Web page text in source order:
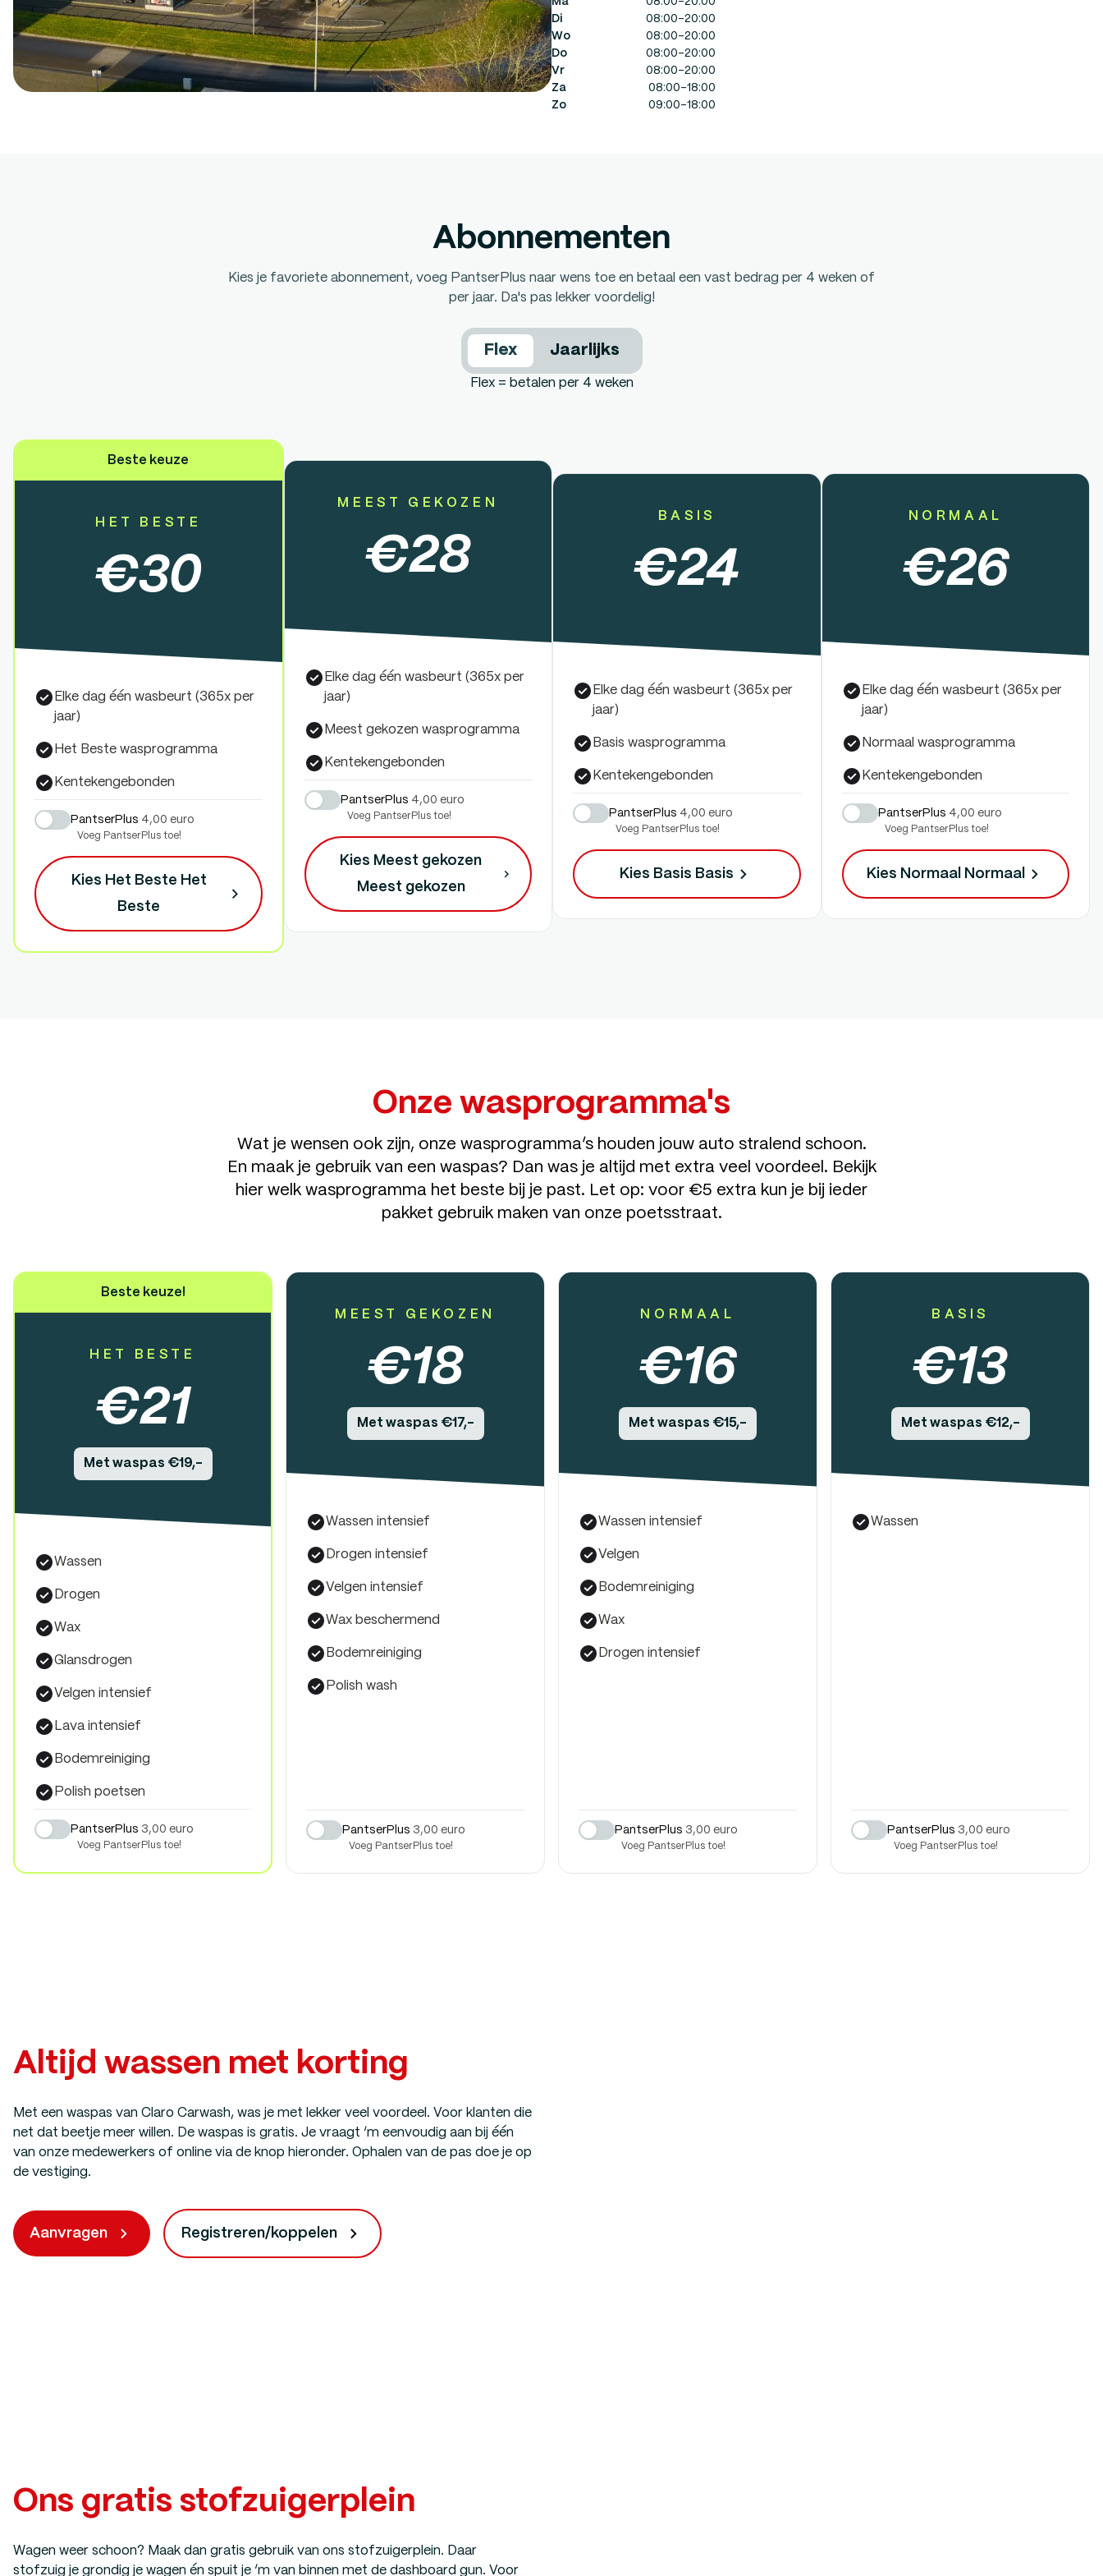
Di
08:00-20:00
Wo
08:00-20:00
Do
08:00-20:00
Vr
08:00-20:00
Za
08:00-18:00
Zo
09:00-18:00
Abonnementen
Kies je favoriete abonnement, voeg PantserPlus naar wens toe en betaal een vast bedrag per 4 weken of
per jaar. Da's pas lekker voordelig!
Flex Jaarlijks
Flex = betalen per 4 weken
Beste keuze
HET BESTE
€30
Elke dag één wasbeurt (365x per
jaar)
Het Beste wasprogramma
Kentekengebonden
PantserPlus 4,00 euro
Voeg PantserPlus toe!
Kies Het Beste Het
Beste
MEEST GEKOZEN
€28
Elke dag één wasbeurt (365x per
jaar)
Meest gekozen wasprogramma
Kentekengebonden
PantserPlus 4,00 euro
Voeg PantserPlus toe!
Kies Meest gekozen
Meest gekozen
BASIS
€24
Elke dag één wasbeurt (365x per
jaar)
Basis wasprogramma
Kentekengebonden
PantserPlus 4,00 euro
Voeg PantserPlus toe!
Kies Basis Basis
NORMAAL
€26
Elke dag één wasbeurt (365x per
jaar)
Normaal wasprogramma
Kentekengebonden
PantserPlus 4,00 euro
Voeg PantserPlus toe!
Kies Normaal Normaal
Onze wasprogramma's
Wat je wensen ook zijn, onze wasprogramma’s houden jouw auto stralend schoon.
En maak je gebruik van een waspas? Dan was je altijd met extra veel voordeel. Bekijk
hier welk wasprogramma het beste bij je past. Let op: voor €5 extra kun je bij ieder
pakket gebruik maken van onze poetsstraat.
Beste keuze!
HET BESTE
€21
Met waspas €19,-
Wassen
Drogen
Wax
Glansdrogen
Velgen intensief
Lava intensief
Bodemreiniging
Polish poetsen
PantserPlus 3,00 euro
Voeg PantserPlus toe!
MEEST GEKOZEN
€18
Met waspas €17,-
Wassen intensief
Drogen intensief
Velgen intensief
Wax beschermend
Bodemreiniging
Polish wash
PantserPlus 3,00 euro
Voeg PantserPlus toe!
NORMAAL
€16
Met waspas €15,-
Wassen intensief
Velgen
Bodemreiniging
Wax
Drogen intensief
PantserPlus 3,00 euro
Voeg PantserPlus toe!
BASIS
€13
Met waspas €12,-
Wassen
PantserPlus 3,00 euro
Voeg PantserPlus toe!
Altijd wassen met korting
Met een waspas van Claro Carwash, was je met lekker veel voordeel. Voor klanten die
net dat beetje meer willen. De waspas is gratis. Je vraagt ‘m eenvoudig aan bij één
van onze medewerkers of online via de knop hieronder. Ophalen van de pas doe je op
de vestiging.
Aanvragen Registreren/koppelen
Ons gratis stofzuigerplein
Wagen weer schoon? Maak dan gratis gebruik van ons stofzuigerplein. Daar
stofzuig je grondig je wagen én spuit je ‘m van binnen met de dashboard gun. Voor